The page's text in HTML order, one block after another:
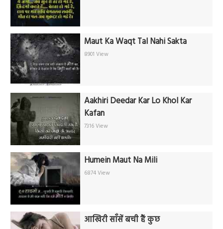
Maut Ka Waqt Tal Nahi Sakta
8901 View
Aakhiri Deedar Kar Lo Khol Kar
Kafan
7316 View
Humein Maut Na Mili
6874 View
आखिरी साँसें बची हैं कुछ